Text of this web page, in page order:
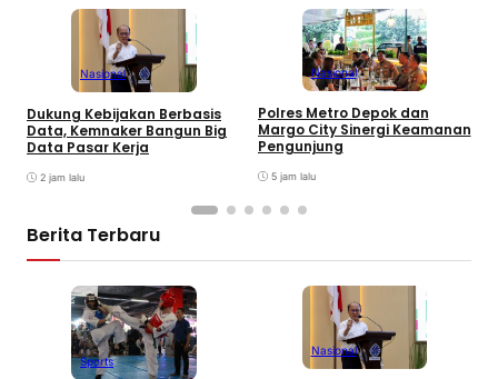
Nasional
Dukung Kebijakan Berbasis
Data, Kemnaker Bangun Big
Data Pasar Kerja
2 jam lalu
Nasional
Polres Metro Depok dan
Margo City Sinergi Keamanan
Pengunjung
5 jam lalu
Berita Terbaru
Sports
Nasional